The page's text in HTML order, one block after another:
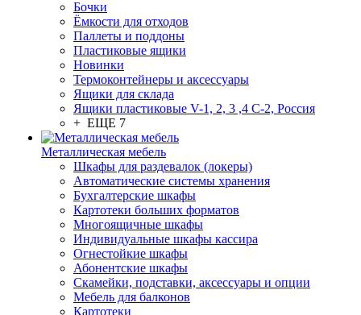
Бочки
Ёмкости для отходов
Паллеты и поддоны
Пластиковые ящики
Новинки
Термоконтейнеры и аксессуары
Ящики для склада
Ящики пластиковые V-1, 2, 3 ,4 С-2, Россия
+ ЕЩЕ 7
Металлическая мебель
Шкафы для раздевалок (локеры)
Автоматические системы хранения
Бухгалтерские шкафы
Картотеки больших форматов
Многоящичные шкафы
Индивидуальные шкафы кассира
Огнестойкие шкафы
Абонентские шкафы
Скамейки, подставки, аксессуары и опции
Мебель для балконов
Картотеки